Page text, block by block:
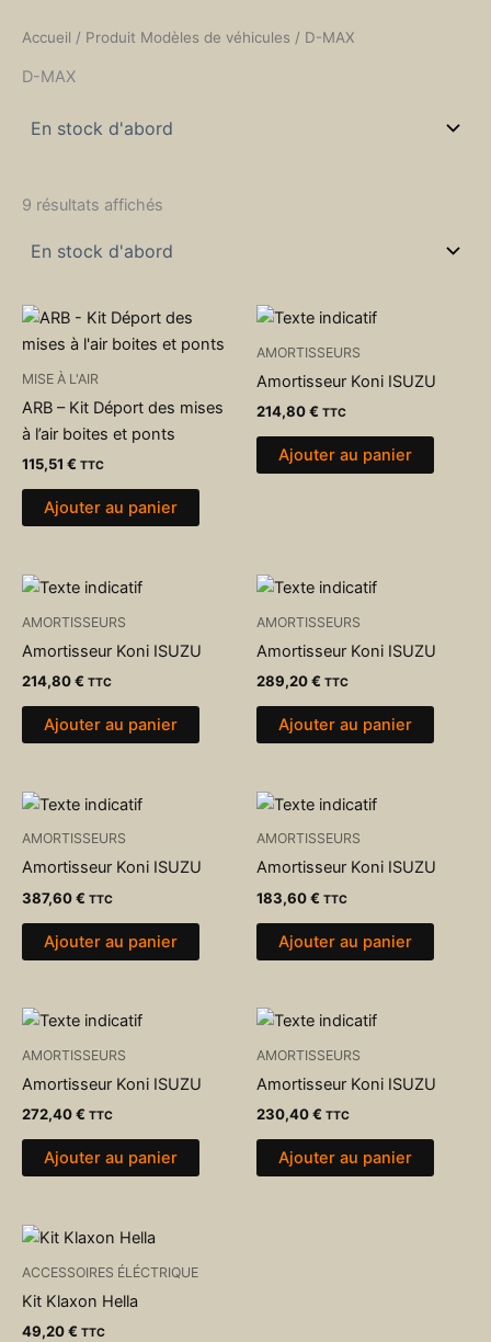
Accueil / Produit Modèles de véhicules / D-MAX
D-MAX
9 résultats affichés
MISE À L'AIR
ARB – Kit Déport des mises
à l’air boites et ponts
115,51 € TTC
Ajouter au panier
AMORTISSEURS
Amortisseur Koni ISUZU
214,80€ TTC
Ajouter au panier
AMORTISSEURS
Amortisseur Koni ISUZU
214,80€ TTC
Ajouter au panier
AMORTISSEURS
Amortisseur Koni ISUZU
289,20€ TTC
Ajouter au panier
AMORTISSEURS
Amortisseur Koni ISUZU
387,60€ TTC
Ajouter au panier
AMORTISSEURS
Amortisseur Koni ISUZU
183,60€ TTC
Ajouter au panier
AMORTISSEURS
Amortisseur Koni ISUZU
272,40€ TTC
Ajouter au panier
AMORTISSEURS
Amortisseur Koni ISUZU
230,40€ TTC
Ajouter au panier
ACCESSOIRES ÉLÉCTRIQUE
Kit Klaxon Hella
49,20€ TTC